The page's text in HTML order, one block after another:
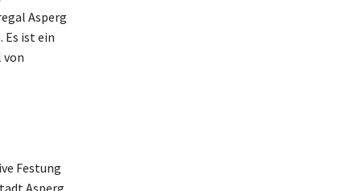
Asperg
Es ist ein
von
Festung